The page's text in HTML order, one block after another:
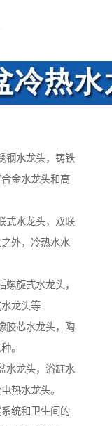
钢水龙头，铸铁
金水龙头和高
式水龙头，双联
外，冷热水水
旋式水龙头，
龙头等
胶芯水龙头，陶
。
水龙头，浴缸水
热水龙头。
统和卫生间的